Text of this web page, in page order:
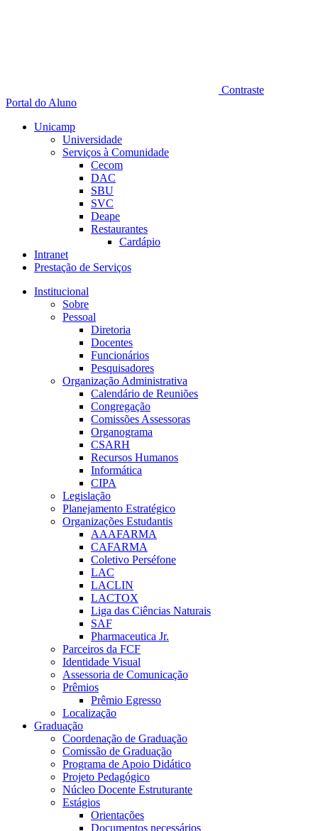
Contraste
Portal do Aluno
Unicamp
Universidade
Serviços à Comunidade
Cecom
DAC
SBU
SVC
Deape
Restaurantes
Cardápio
Intranet
Prestação de Serviços
Institucional
Sobre
Pessoal
Diretoria
Docentes
Funcionários
Pesquisadores
Organização Administrativa
Calendário de Reuniões
Congregação
Comissões Assessoras
Organograma
CSARH
Recursos Humanos
Informática
CIPA
Legislação
Planejamento Estratégico
Organizações Estudantis
AAAFARMA
CAFARMA
Coletivo Perséfone
LAC
LACLIN
LACTOX
Liga das Ciências Naturais
SAF
Pharmaceutica Jr.
Parceiros da FCF
Identidade Visual
Assessoria de Comunicação
Prêmios
Prêmio Egresso
Localização
Graduação
Coordenação de Graduação
Comissão de Graduação
Programa de Apoio Didático
Projeto Pedagógico
Núcleo Docente Estruturante
Estágios
Orientações
Documentos necessários